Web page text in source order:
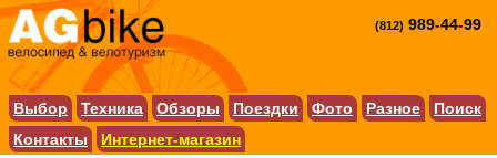
(812) 989-44-99
Выбор Техника Обзоры Поездки Фото Разное
Поиск
Контакты
Интернет-магазин